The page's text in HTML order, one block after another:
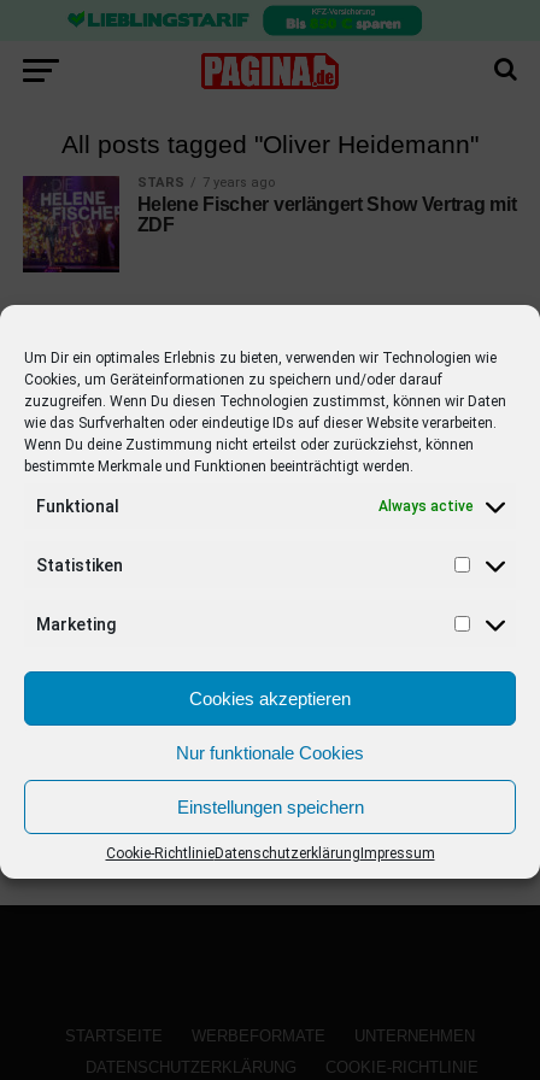
Um Dir ein optimales Erlebnis zu bieten, verwenden wir Technologien wie
Cookies, um Geräteinformationen zu speichern und/oder darauf
zuzugreifen. Wenn Du diesen Technologien zustimmst, können wir Daten
wie das Surfverhalten oder eindeutige IDs auf dieser Website verarbeiten.
Wenn Du deine Zustimmung nicht erteilst oder zurückziehst, können
bestimmte Merkmale und Funktionen beeinträchtigt werden.
Funktional Always active
Statistiken
Marketing
Cookies akzeptieren
Nur funktionale Cookies
Einstellungen speichern
Cookie-RichtlinieDatenschutzerklärung Impressum
All posts tagged "Oliver Heidemann"
STARS 7 years ago
Helene Fischer verlängert Show Vertrag mit
ZDF
EMPFOHLEN
STARS 4 years ago
Barbara Schöneberger Moderatorin
von “Verstehen Sie Spaß?”
STARTSEITE WERBEFORMATE
UNTERNEHMEN
DATENSCHUTZERKLÄRUNG
COOKIE-RICHTLINIE